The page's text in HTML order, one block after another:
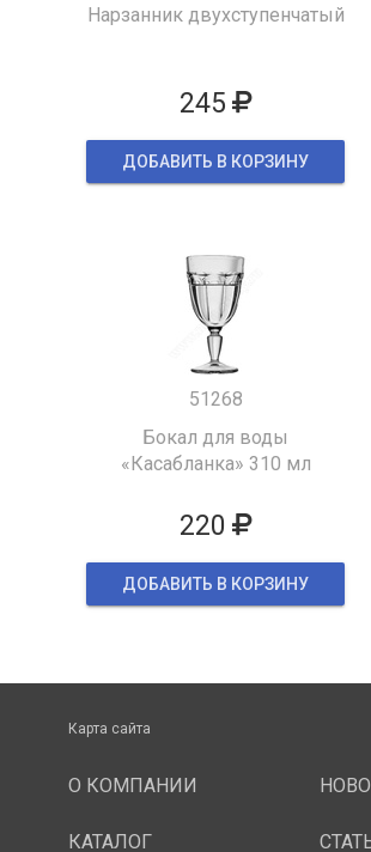
Нарзанник двухступенчатый
245
ДОБАВИТЬ В КОРЗИНУ
51268
Бокал для воды
«Касабланка» 310 мл
220
ДОБАВИТЬ В КОРЗИНУ
Карта сайта
О КОМПАНИИ
КАТАЛОГ